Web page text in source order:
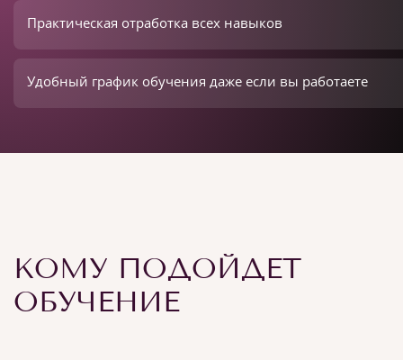
Практическая отработка всех навыков
Удобный график обучения даже если вы работаете
КОМУ ПОДОЙДЕТ
ОБУЧЕНИЕ